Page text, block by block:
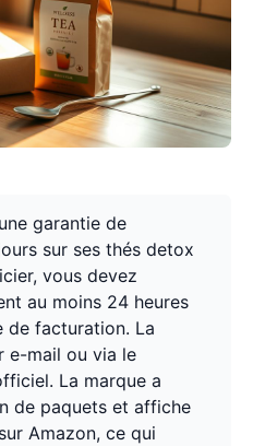
garantie de
sur ses thés detox
vous devez
au moins 24 heures
de facturation. La
e-mail ou via le
La marque a
de paquets et affiche
Amazon, ce qui